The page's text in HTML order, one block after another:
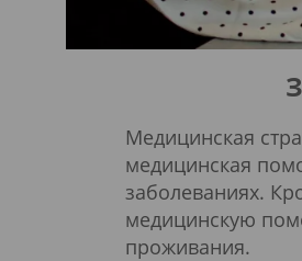
Медицинская
медицинская
заболеваниях.
медицинскую
проживания.